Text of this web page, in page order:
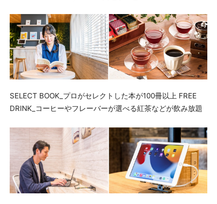
SELECT BOOK_プロがセレクトした本が100冊以上 FREE
DRINK_コーヒーやフレーバーが選べる紅茶などが飲み放題